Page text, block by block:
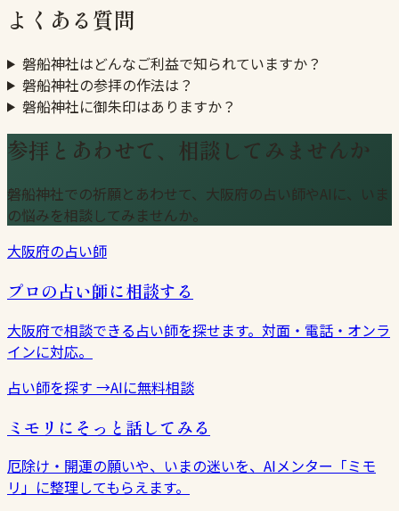
よくある質問
磐船神社はどんなご利益で知られていますか？
磐船神社の参拝の作法は？
磐船神社に御朱印はありますか？
参拝とあわせて、相談してみませんか
磐船神社での祈願とあわせて、大阪府の占い師やAIに、いま
の悩みを相談してみませんか。
大阪府の占い師
プロの占い師に相談する
大阪府で相談できる占い師を探せます。対面・電話・オンラ
インに対応。
占い師を探す →AIに無料相談
ミモリにそっと話してみる
厄除け・開運の願いや、いまの迷いを、AIメンター「ミモ
リ」に整理してもらえます。